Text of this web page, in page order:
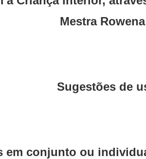
Mestra
Sugestões de
em conjunto ou